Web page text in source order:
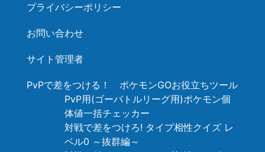
プライバシーポリシー
お問い合わせ
サイト管理者
PvPで差をつける！ ポケモンGOお役立ちツール
PvP用(ゴーバトルリーグ用)ポケモン個
体値一括チェッカー
対戦で差をつけろ! タイプ相性クイズ レ
ベル0 ～抜群編～